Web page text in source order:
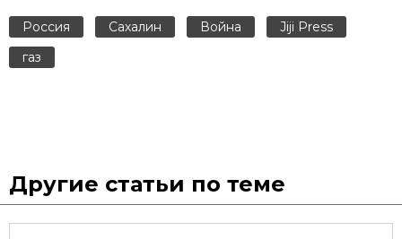
Россия Сахалин Война
Jiji Press
газ
Другие статьи по теме